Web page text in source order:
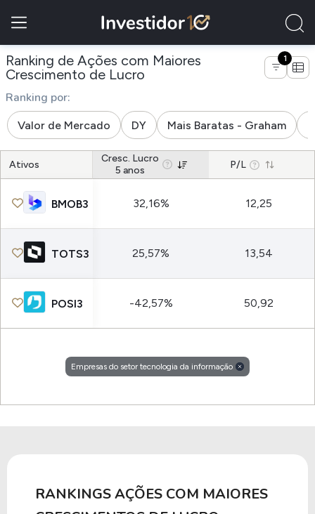
Ranking de Ações com Maiores
Crescimento de Lucro de empresas do setor
1
Ranking por:
Valor de Mercado DY Mais Baratas - Graham
Ativos
Cresc. Lucro
5 anos
P/L
BMOB3 32,16% 12,25
TOTS3 25,57% 13,54
POSI3 -42,57% 50,92
Empresas do setor tecnologia da informação
RANKINGS AÇÕES COM MAIORES